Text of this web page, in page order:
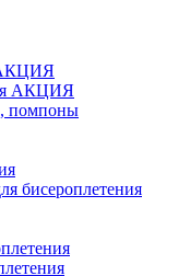
АКЦИЯ
АКЦИЯ
помпоны
бисероплетения